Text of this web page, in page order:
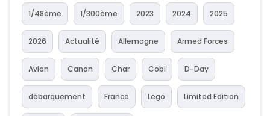
1/48ème 1/300ème 2023 2024 2025
2026 Actualité Allemagne Armed Forces
Avion Canon Char Cobi D-Day
débarquement France Lego Limited Edition